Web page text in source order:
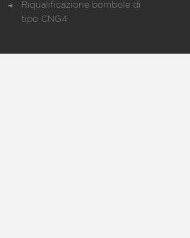
Riqualificazione bombole di
tipo CNG4